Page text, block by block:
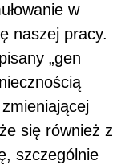
w
naszej pracy.
„gen
się również z
szczególnie